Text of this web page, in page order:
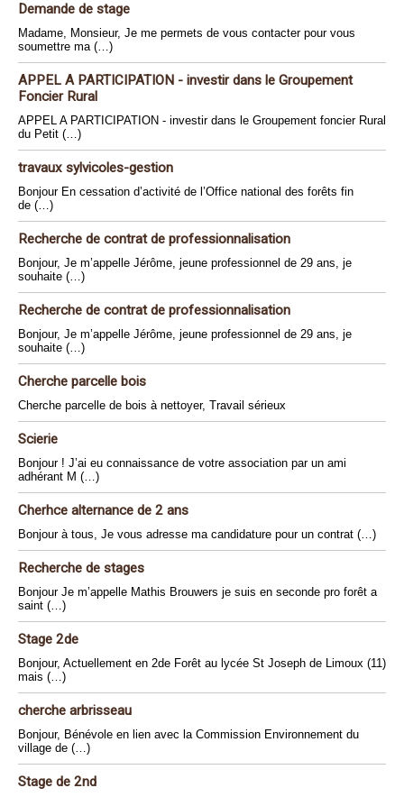
Demande de stage
Madame, Monsieur, Je me permets de vous contacter pour vous
soumettre ma (…)
APPEL A PARTICIPATION - investir dans le Groupement
Foncier Rural
APPEL A PARTICIPATION - investir dans le Groupement foncier Rural
du Petit (…)
travaux sylvicoles-gestion
Bonjour En cessation d’activité de l’Office national des forêts fin
de (…)
Recherche de contrat de professionnalisation
Bonjour, Je m’appelle Jérôme, jeune professionnel de 29 ans, je
souhaite (…)
Recherche de contrat de professionnalisation
Bonjour, Je m’appelle Jérôme, jeune professionnel de 29 ans, je
souhaite (…)
Cherche parcelle bois
Cherche parcelle de bois à nettoyer, Travail sérieux
Scierie
Bonjour ! J’ai eu connaissance de votre association par un ami
adhérant M (…)
Cherhce alternance de 2 ans
Bonjour à tous, Je vous adresse ma candidature pour un contrat (…)
Recherche de stages
Bonjour Je m’appelle Mathis Brouwers je suis en seconde pro forêt a
saint (…)
Stage 2de
Bonjour, Actuellement en 2de Forêt au lycée St Joseph de Limoux (11)
mais (…)
cherche arbrisseau
Bonjour, Bénévole en lien avec la Commission Environnement du
village de (…)
Stage de 2nd